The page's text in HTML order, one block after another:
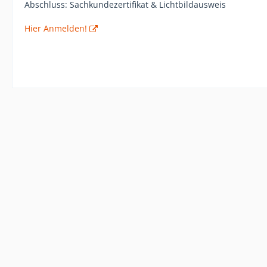
Abschluss: Sachkundezertifikat & Lichtbildausweis
Hier Anmelden!